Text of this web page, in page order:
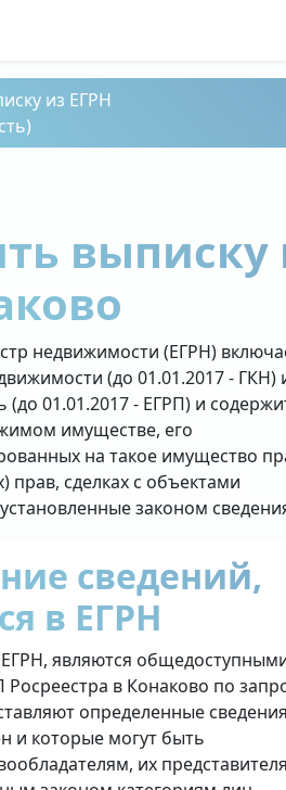
из ЕГРН
выписку
недвижимости (ЕГРН)
(до 01.01.2017 - ГКН)
01.01.2017 - ЕГРП) и
имуществе, его
на такое имущество
прав, сделках с объектами
законом
сведений,
в ЕГРН
являются
в Конаково по
определенные
и которые могут быть
их